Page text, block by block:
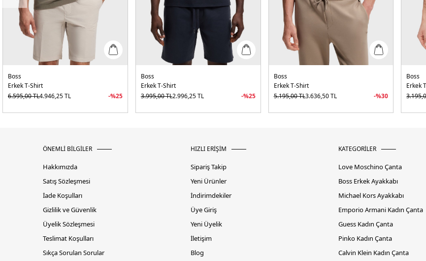
Boss
Erkek T-Shirt
6.595,00TL4.946,25TL -%25
Boss
Erkek T-Shirt
3.995,00TL2.996,25TL -%25
Boss
Erkek T-Shirt
5.195,00TL3.636,50TL -%30
Boss
Erkek
ÖNEMLİ BİLGİLER
Hakkımızda
Satış Sözleşmesi
İade Koşulları
Gizlilik ve Güvenlik
Üyelik Sözleşmesi
Teslimat Koşulları
Sıkça Sorulan Sorular
HIZLI ERİŞİM
Sipariş Takip
Yeni Ürünler
İndirimdekiler
Üye Giriş
Yeni Üyelik
İletişim
Blog
KATEGORİLER
Love Moschino Çanta
Boss Erkek Ayakkabı
Michael Kors Ayakkabı
Emporio Armani Kadın Çanta
Guess Kadın Çanta
Pinko Kadın Çanta
Calvin Klein Kadın Çanta